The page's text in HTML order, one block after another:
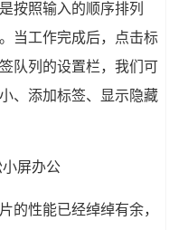
按照输入的顺序排列
当工作完成后，点击标
队列的设置栏，我们可
、添加标签、显示隐藏
屏办公
的性能已经绰绰有余，